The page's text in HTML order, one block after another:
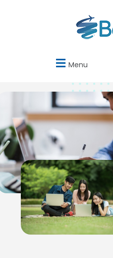
Menu